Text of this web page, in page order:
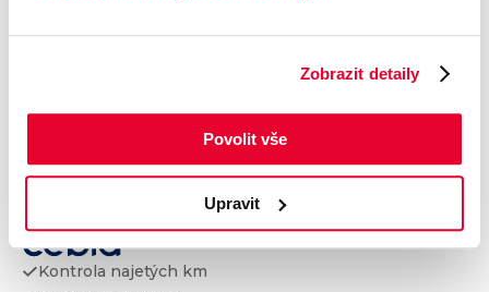
Zobrazit detaily
Povolit vše
Upravit
Prověření vozu od Cebia
Kontrola najetých km